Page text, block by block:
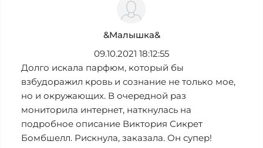
&Малышка&
09.10.2021 18:12:55
Долго искала парфюм, который бы
взбудоражил кровь и сознание не только мое,
но и окружающих. В очередной раз
мониторила интернет, наткнулась на
подробное описание Виктория Сикрет
Бомбшелл. Рискнула, заказала. Он супер!